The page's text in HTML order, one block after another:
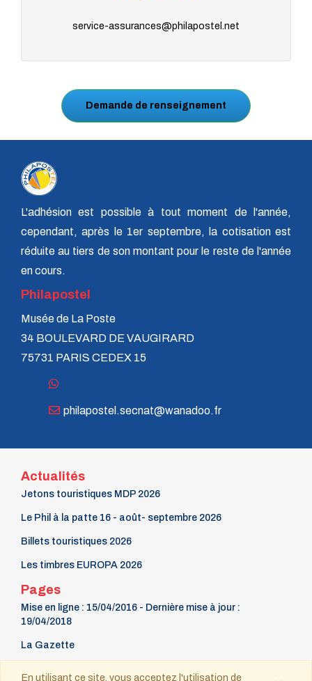
service-assurances@philapostel.net
Demande de renseignement
L'adhésion est possible à tout moment de l'année,
cependant, après le 1er septembre, la cotisation est
réduite au tiers de son montant pour le reste de l'année
en cours.
Philapostel
Musée de La Poste
34 BOULEVARD DE VAUGIRARD
75731 PARIS CEDEX 15
philapostel.secnat@wanadoo.fr
Actualités
Jetons touristiques MDP 2026
Le Phil à la patte 16 - août- septembre 2026
Billets touristiques 2026
Les timbres EUROPA 2026
Pages
Mise en ligne : 15/04/2016 - Dernière mise à jour :
19/04/2018
La Gazette
En utilisant ce site, vous acceptez l'utilisation de